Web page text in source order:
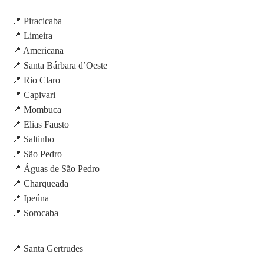
📍 Piracicaba
📍 Limeira
📍 Americana
📍 Santa Bárbara d’Oeste
📍 Rio Claro
📍 Capivari
📍 Mombuca
📍 Elias Fausto
📍 Saltinho
📍 São Pedro
📍 Águas de São Pedro
📍 Charqueada
📍 Ipeúna
📍 Sorocaba
📍 Santa Gertrudes